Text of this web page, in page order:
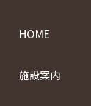
HOME
施設案内